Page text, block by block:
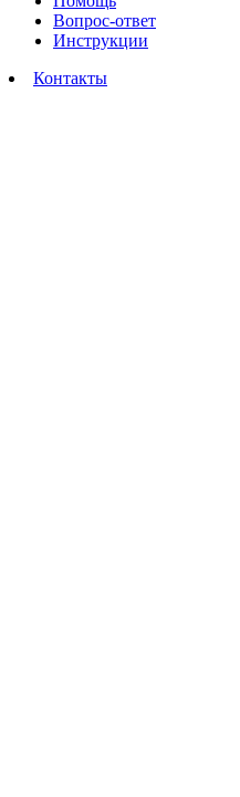
Вопрос-ответ
Инструкции
Контакты